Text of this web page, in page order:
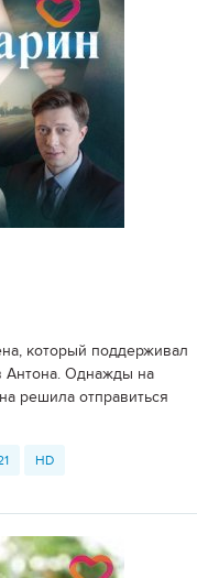
который поддерживал
Антона. Однажды на
решила отправиться
HD